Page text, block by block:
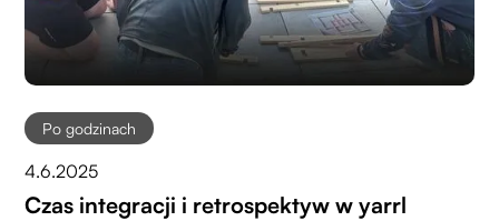
Po godzinach
4.6.2025
Czas integracji i retrospektyw w yarrl